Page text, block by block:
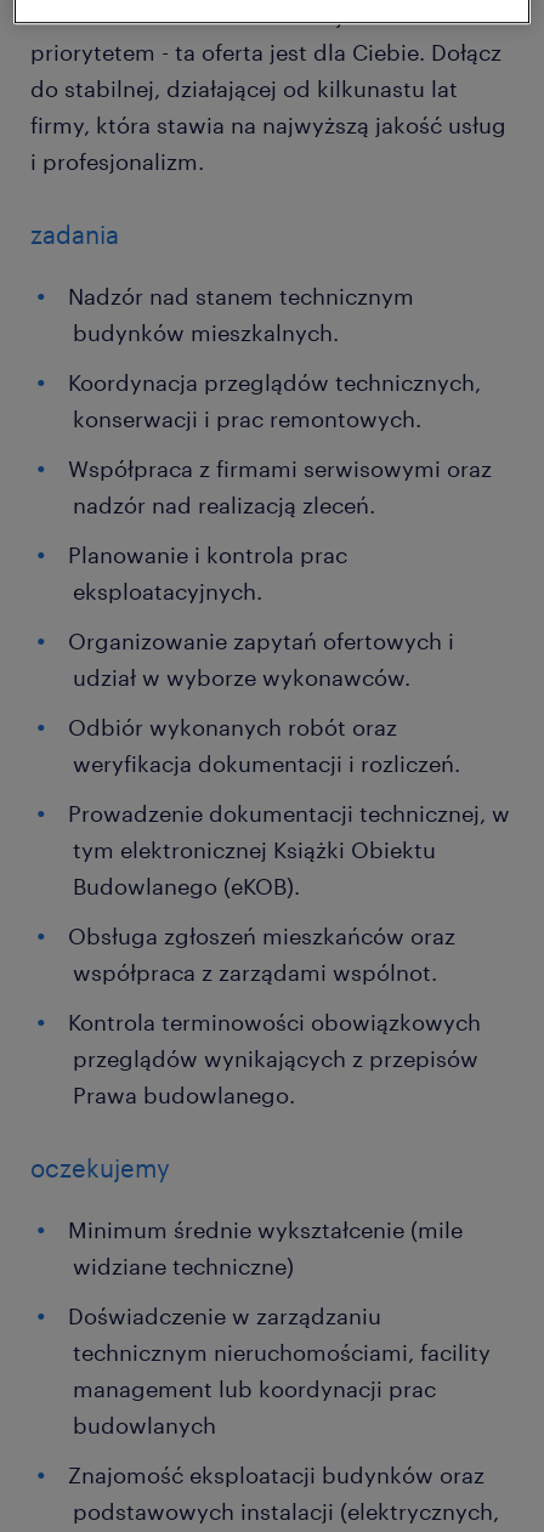
o zadowolenie mieszkańców jest dla Ciebie
priorytetem - ta oferta jest dla Ciebie. Dołącz
do stabilnej, działającej od kilkunastu lat
firmy, która stawia na najwyższą jakość usług
i profesjonalizm.
zadania
Nadzór nad stanem technicznym
budynków mieszkalnych.
Koordynacja przeglądów technicznych,
konserwacji i prac remontowych.
Współpraca z firmami serwisowymi oraz
nadzór nad realizacją zleceń.
Planowanie i kontrola prac
eksploatacyjnych.
Organizowanie zapytań ofertowych i
udział w wyborze wykonawców.
Odbiór wykonanych robót oraz
weryfikacja dokumentacji i rozliczeń.
Prowadzenie dokumentacji technicznej, w
tym elektronicznej Książki Obiektu
Budowlanego (eKOB).
Obsługa zgłoszeń mieszkańców oraz
współpraca z zarządami wspólnot.
Kontrola terminowości obowiązkowych
przeglądów wynikających z przepisów
Prawa budowlanego.
oczekujemy
Minimum średnie wykształcenie (mile
widziane techniczne)
Doświadczenie w zarządzaniu
technicznym nieruchomościami, facility
management lub koordynacji prac
budowlanych
Znajomość eksploatacji budynków oraz
podstawowych instalacji (elektrycznych,